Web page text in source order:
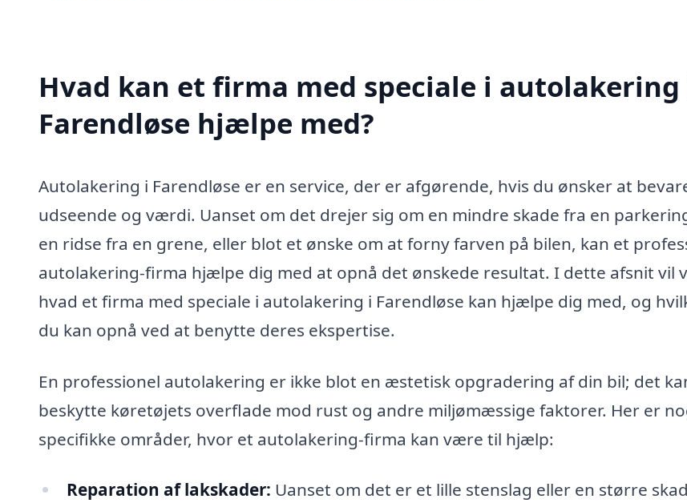
Hvad kan et firma med speciale i autolakering
Farendløse hjælpe med?
Autolakering i Farendløse er en service, der er afgørende, hvis du ønsker at
udseende og værdi. Uanset om det drejer sig om en mindre skade fra en
en ridse fra en grene, eller blot et ønske om at forny farven på bilen, kan et
autolakering-firma hjælpe dig med at opnå det ønskede resultat. I dette afsnit vil
hvad et firma med speciale i autolakering i Farendløse kan hjælpe dig med, og
du kan opnå ved at benytte deres ekspertise.
En professionel autolakering er ikke blot en æstetisk opgradering af din bil; det
beskytte køretøjets overflade mod rust og andre miljømæssige faktorer. Her er
specifikke områder, hvor et autolakering-firma kan være til hjælp:
Reparation af lakskader: Uanset om det er et lille stenslag eller en større